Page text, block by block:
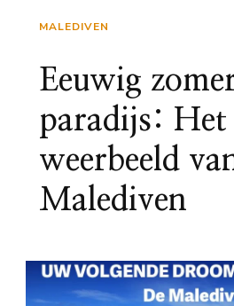
MALEDIVEN
Eeuwig
paradijs: Het
weerbeeld
Malediven